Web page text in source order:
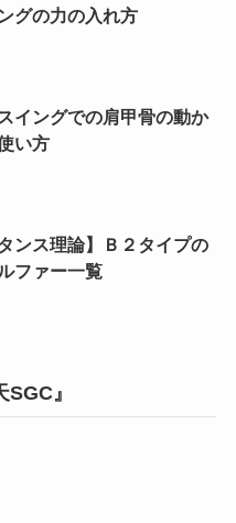
グの力の入れ方
イングでの肩甲骨の動か
い方
タンス理論】Ｂ２タイプの
ファー一覧
』